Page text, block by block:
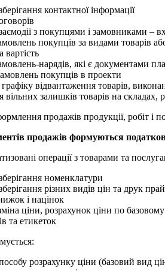
контактної інформації
з покупцями і замовниками –
покупців за видами товарів
вартість
нарядів, які є документами
покупців в проекти
відвантаження товарів,
вільних залишків товарів на
продажів продукції, робіт і
продажів формуються
операції з товарами та
номенклатури
різних видів цін та друк
і націнок
ціни, розрахунок ціни по
та етикеток
розрахунку ціни (базовий вид